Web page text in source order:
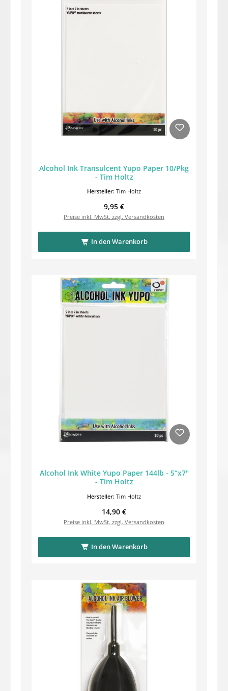
Alcohol Ink Transulcent Yupo Paper 10/Pkg
- Tim Holtz
Hersteller: Tim Holtz
Regulärer Preis:
9,95 €
Preise inkl. MwSt. zzgl. Versandkosten
In den Warenkorb
Alcohol Ink White Yupo Paper 144lb - 5“x7"
- Tim Holtz
Hersteller: Tim Holtz
Regulärer Preis:
14,90 €
Preise inkl. MwSt. zzgl. Versandkosten
In den Warenkorb